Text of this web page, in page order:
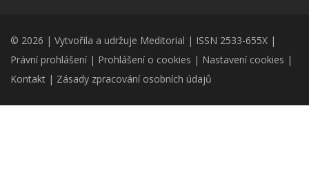
© 2026 | Vytvořila a udržuje Meditorial | ISSN 2533-655X |
Právní prohlášení | Prohlášení o cookies | Nastavení cookies |
Kontakt | Zásady zpracování osobních údajů